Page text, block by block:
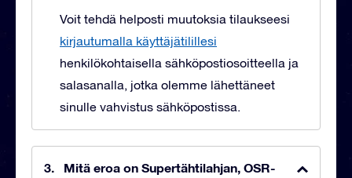
Voit tehdä helposti muutoksia tilaukseesi
kirjautumalla käyttäjätilillesi
henkilökohtaisella sähköpostiosoitteella ja
salasanalla, jotka olemme lähettäneet
sinulle vahvistus sähköpostissa.
Mitä eroa on Supertähtilahjan, OSR-